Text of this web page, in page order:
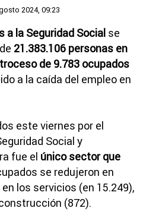
2024, 09:23
a la Seguridad Social se
21.383.106 personas en
de 9.783 ocupados
a la caída del empleo en
este viernes por el
Social y
fue el único sector que
se redujeron en
los servicios (en 15.249),
(872).